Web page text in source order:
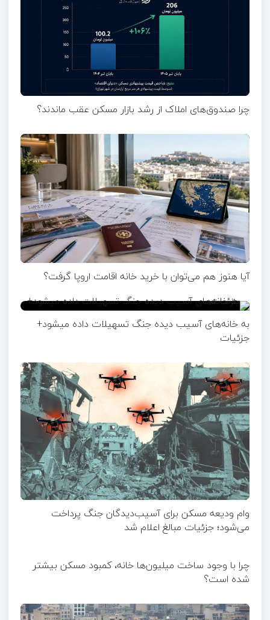
چرا صندوق‌های املاک از رشد بازار مسکن عقب ماندند؟
آیا هنوز هم می‌توان با خرید خانه اقامت اروپا گرفت؟
به خانه‌های آسیب دیده جنگ تسهیلات داده میشود+
جزئیات
وام ودیعه مسکن برای آسیب‌دیدگان جنگ پرداخت
می‌شود؛ جزئیات مبالغ اعلام شد
چرا با وجود ساخت میلیون‌ها خانه، کمبود مسکن بیشتر
شده است؟